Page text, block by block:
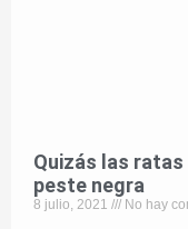
Quizás las
peste negra
8 julio, 2021 No hay